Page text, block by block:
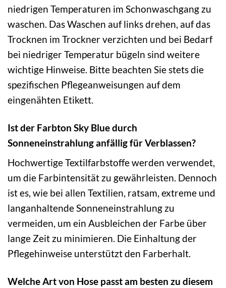
niedrigen Temperaturen im Schonwaschgang zu
waschen. Das Waschen auf links drehen, auf das
Trocknen im Trockner verzichten und bei Bedarf
bei niedriger Temperatur bügeln sind weitere
wichtige Hinweise. Bitte beachten Sie stets die
spezifischen Pflegeanweisungen auf dem
eingenähten Etikett.
Ist der Farbton Sky Blue durch
Sonneneinstrahlung anfällig für Verblassen?
Hochwertige Textilfarbstoffe werden verwendet,
um die Farbintensität zu gewährleisten. Dennoch
ist es, wie bei allen Textilien, ratsam, extreme und
langanhaltende Sonneneinstrahlung zu
vermeiden, um ein Ausbleichen der Farbe über
lange Zeit zu minimieren. Die Einhaltung der
Pflegehinweise unterstützt den Farberhalt.
Welche Art von Hose passt am besten zu diesem